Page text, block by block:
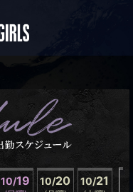
10/19 10/20 10/21